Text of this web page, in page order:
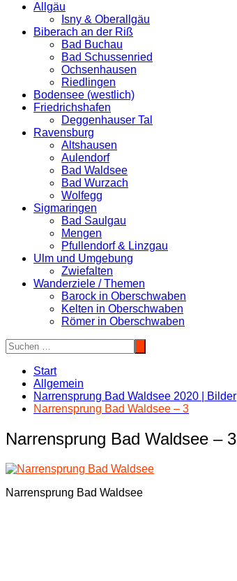
Allgäu
Isny & Oberallgäu
Biberach an der Riß
Bad Buchau
Bad Schussenried
Ochsenhausen
Riedlingen
Bodensee (westlich)
Friedrichshafen
Deggenhauser Tal
Ravensburg
Altshausen
Aulendorf
Bad Waldsee
Bad Wurzach
Wolfegg
Sigmaringen
Bad Saulgau
Mengen
Pfullendorf & Linzgau
Ulm und Umgebung
Zwiefalten
Wanderziele / Themen
Barock in Oberschwaben
Kelten in Oberschwaben
Römer in Oberschwaben
Start
Allgemein
Narrensprung Bad Waldsee 2020 | Bilder
Narrensprung Bad Waldsee – 3
Narrensprung Bad Waldsee – 3
Narrensprung Bad Waldsee